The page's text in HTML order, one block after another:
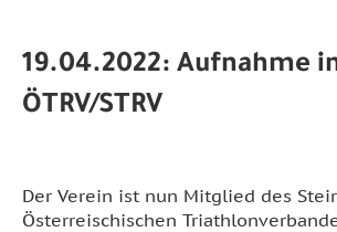
19.04.2022: Aufnahme
ÖTRV/STRV
Der Verein ist nun Mitglied des
Österreischischen